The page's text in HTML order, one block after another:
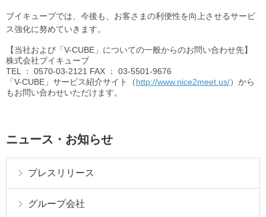
ブイキューブでは、今後も、お客さまの利便性を向上させるサービ
ス強化に努めていきます。
【当社および「V-CUBE」についての一般からのお問い合わせ先】
株式会社ブイキューブ
TEL
： 0570-03-2121 FAX
： 03-5501-9676
「V-CUBE」サービス紹介サイト（http://www.nice2meet.us/）から
もお問い合わせいただけます。
ニュース・お知らせ
プレスリリース
グループ会社